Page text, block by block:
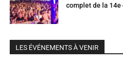
complet de la 14e
LES ÉVÉNEMENTS À VENIR